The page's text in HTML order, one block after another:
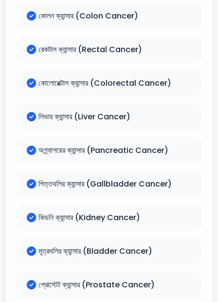
কোলন ক্যান্সার (Colon Cancer)
রেকটাল ক্যান্সার (Rectal Cancer)
কোলোরেক্টাল ক্যান্সার (Colorectal Cancer)
লিভার ক্যান্সার (Liver Cancer)
অগ্ন্যাশয়ের ক্যান্সার (Pancreatic Cancer)
পিত্তথলির ক্যান্সার (Gallbladder Cancer)
কিডনি ক্যান্সার (Kidney Cancer)
মূত্রথলির ক্যান্সার (Bladder Cancer)
প্রোস্টেট ক্যান্সার (Prostate Cancer)